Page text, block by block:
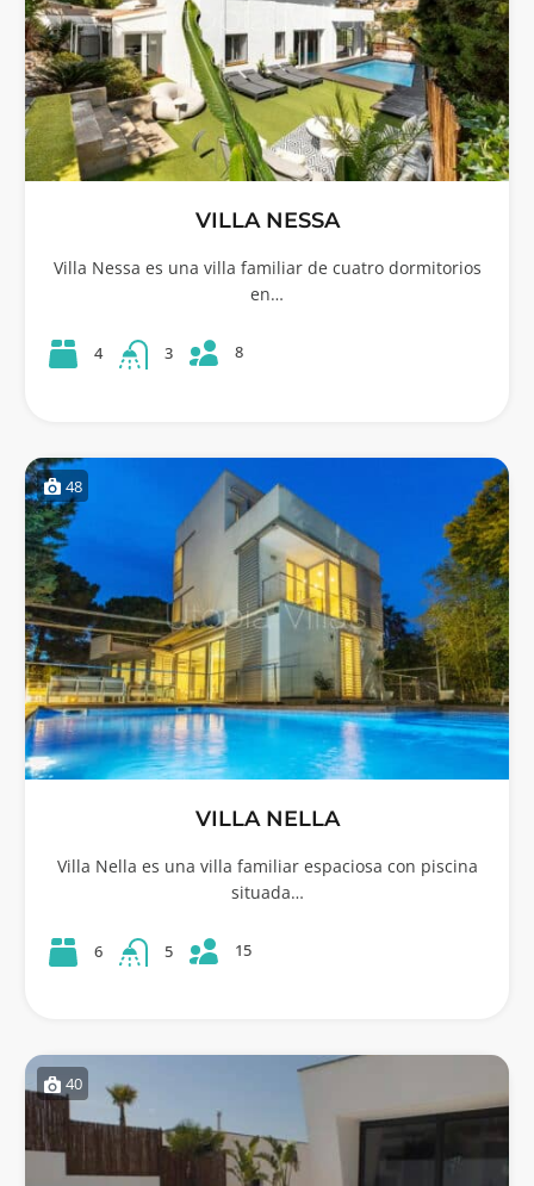
VILLA NESSA
Villa Nessa es una villa familiar de cuatro dormitorios
en…
4 3 8
48
VILLA NELLA
Villa Nella es una villa familiar espaciosa con piscina
situada…
6 5 15
40